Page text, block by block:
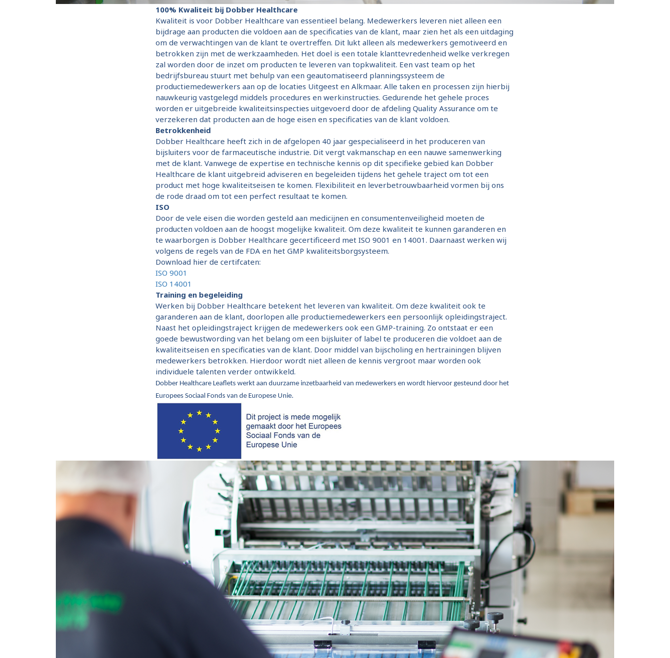
100% Kwaliteit bij Dobber Healthcare
Kwaliteit is voor Dobber Healthcare van essentieel belang. Medewerkers leveren niet alleen een
bijdrage aan producten die voldoen aan de specificaties van de klant, maar zien het als een uitdaging
om de verwachtingen van de klant te overtreffen. Dit lukt alleen als medewerkers gemotiveerd en
betrokken zijn met de werkzaamheden. Het doel is een totale klanttevredenheid welke verkregen
zal worden door de inzet om producten te leveren van topkwaliteit. Een vast team op het
bedrijfsbureau stuurt met behulp van een geautomatiseerd planningssysteem de
productiemedewerkers aan op de locaties Uitgeest en Alkmaar. Alle taken en processen zijn hierbij
nauwkeurig vastgelegd middels procedures en werkinstructies. Gedurende het gehele proces
worden er uitgebreide kwaliteitsinspecties uitgevoerd door de afdeling Quality Assurance om te
verzekeren dat producten aan de hoge eisen en specificaties van de klant voldoen.
Betrokkenheid
Dobber Healthcare heeft zich in de afgelopen 40 jaar gespecialiseerd in het produceren van
bijsluiters voor de farmaceutische industrie. Dit vergt vakmanschap en een nauwe samenwerking
met de klant. Vanwege de expertise en technische kennis op dit specifieke gebied kan Dobber
Healthcare de klant uitgebreid adviseren en begeleiden tijdens het gehele traject om tot een
product met hoge kwaliteitseisen te komen. Flexibiliteit en leverbetrouwbaarheid vormen bij ons
de rode draad om tot een perfect resultaat te komen.
ISO
Door de vele eisen die worden gesteld aan medicijnen en consumentenveiligheid moeten de
producten voldoen aan de hoogst mogelijke kwaliteit. Om deze kwaliteit te kunnen garanderen en
te waarborgen is Dobber Healthcare gecertificeerd met ISO 9001 en 14001. Daarnaast werken wij
volgens de regels van de FDA en het GMP kwaliteitsborgsysteem.
Download hier de certifcaten:
ISO 9001
ISO 14001
Training en begeleiding
Werken bij Dobber Healthcare betekent het leveren van kwaliteit. Om deze kwaliteit ook te
garanderen aan de klant, doorlopen alle productiemedewerkers een persoonlijk opleidingstraject.
Naast het opleidingstraject krijgen de medewerkers ook een GMP-training. Zo ontstaat er een
goede bewustwording van het belang om een bijsluiter of label te produceren die voldoet aan de
kwaliteitseisen en specificaties van de klant. Door middel van bijscholing en hertrainingen blijven
medewerkers betrokken. Hierdoor wordt niet alleen de kennis vergroot maar worden ook
individuele talenten verder ontwikkeld.
Dobber Healthcare Leaflets werkt aan duurzame inzetbaarheid van medewerkers en wordt hiervoor gesteund door het
Europees Sociaal Fonds van de Europese Unie.